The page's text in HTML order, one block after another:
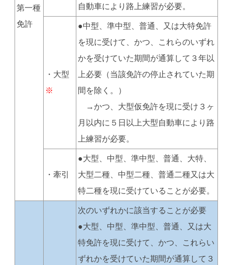
第一種
免許
自動車により路上練習が必要。
・大型
※
●中型、準中型、普通、又は大特免許
を現に受けて、かつ、これらのいずれ
かを受けていた期間が通算して３年以
上必要（当該免許の停止されていた期
間を除く。）
→かつ、大型仮免許を現に受け３ヶ
月以内に５日以上大型自動車により路
上練習が必要。
・牽引
●大型、中型、準中型、普通、大特、
大型二種、中型二種、普通二種又は大
特二種を現に受けていることが必要。
次のいずれかに該当することが必要
●大型、中型、準中型、普通、又は大
特免許を現に受けて、かつ、これらい
ずれかを受けていた期間が通算して３